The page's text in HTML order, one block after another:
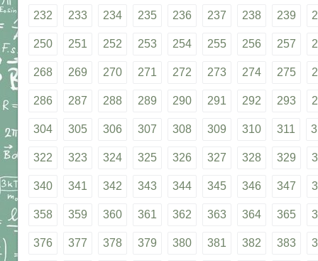
232 233 234 235 236 237 238 239
250 251 252 253 254 255 256 257
268 269 270 271 272 273 274 275
286 287 288 289 290 291 292 293
304 305 306 307 308 309 310 311
322 323 324 325 326 327 328 329
340 341 342 343 344 345 346 347
358 359 360 361 362 363 364 365
376 377 378 379 380 381 382 383